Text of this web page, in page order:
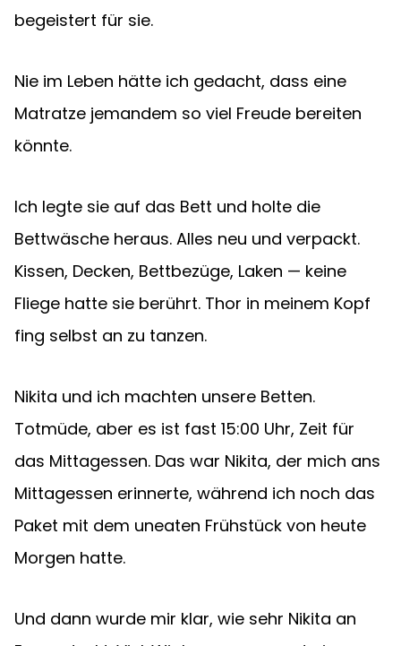
begeistert für sie.
Nie im Leben hätte ich gedacht, dass eine
Matratze jemandem so viel Freude bereiten
könnte.
Ich legte sie auf das Bett und holte die
Bettwäsche heraus. Alles neu und verpackt.
Kissen, Decken, Bettbezüge, Laken — keine
Fliege hatte sie berührt. Thor in meinem Kopf
fing selbst an zu tanzen.
Nikita und ich machten unsere Betten.
Totmüde, aber es ist fast 15:00 Uhr, Zeit für
das Mittagessen. Das war Nikita, der mich ans
Mittagessen erinnerte, während ich noch das
Paket mit dem uneaten Frühstück von heute
Morgen hatte.
Und dann wurde mir klar, wie sehr Nikita an